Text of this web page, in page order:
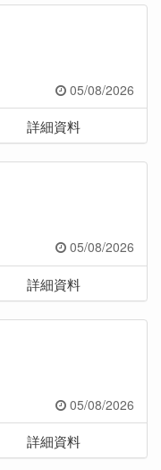
05/08/2026
詳細資料
05/08/2026
詳細資料
05/08/2026
詳細資料